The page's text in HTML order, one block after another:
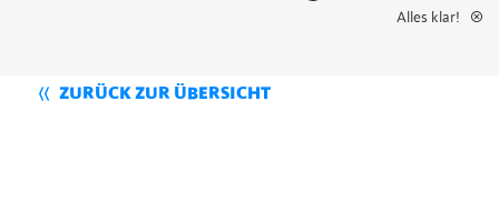
Alles klar!
ZURÜCK ZUR ÜBERSICHT